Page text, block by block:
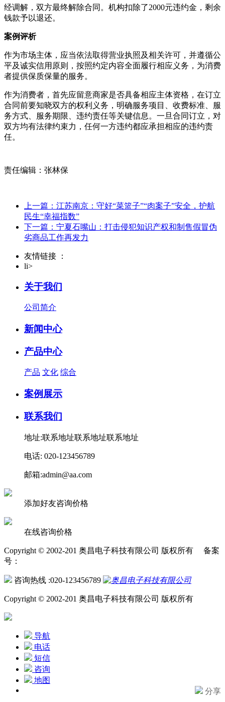
经调解，双方最终解除合同。机构扣除了2000元违约金，剩余
钱款予以退还。
案例评析
作为市场主体，应当依法取得营业执照及相关许可，并遵循公
平及诚实信用原则，按照约定内容全面履行相应义务，为消费
者提供保质保量的服务。
作为消费者，首先应留意商家是否具备相应主体资格，在订立
合同前要知晓双方的权利义务，明确服务项目、收费标准、服
务方式、服务期限、违约责任等关键信息。一旦合同订立，对
双方均有法律约束力，任何一方违约都应承担相应的违约责
任。
责任编辑：张林保
上一篇：江苏南京：守好“菜篮子”“肉案子”安全，护航
民生“幸福指数”
下一篇：宁夏石嘴山：打击侵犯知识产权和制售假冒伪
劣商品工作再发力
友情链接 ：
li>
关于我们
公司简介
新闻中心
产品中心
产品 文化 综合
案例展示
联系我们
地址:联系地址联系地址联系地址
电话: 020-123456789
邮箱:admin@aa.com
添加好友咨询价格
在线咨询价格
Copyright © 2002-201 奥昌电子科技有限公司 版权所有 备案
号：
咨询热线 :020-123456789
Copyright © 2002-201 奥昌电子科技有限公司 版权所有
导航
电话
短信
咨询
地图
分享